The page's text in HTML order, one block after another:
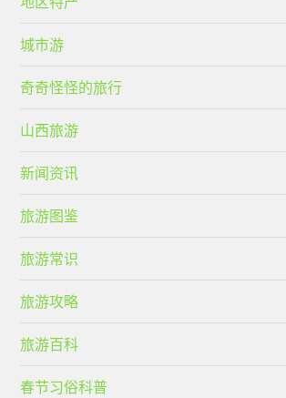
城市游
奇奇怪怪的旅行
山西旅游
新闻资讯
旅游图鉴
旅游常识
旅游攻略
旅游百科
春节习俗科普